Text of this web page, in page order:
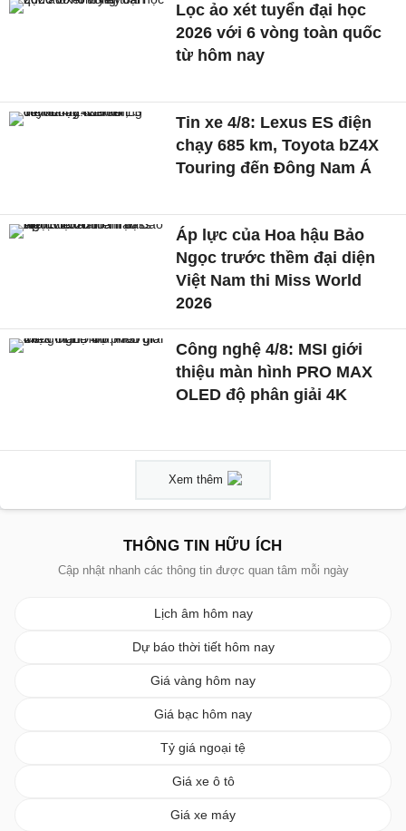
Lọc ảo xét tuyển đại học
2026 với 6 vòng toàn quốc
từ hôm nay
Tin xe 4/8: Lexus ES điện
chạy 685 km, Toyota bZ4X
Touring đến Đông Nam Á
Áp lực của Hoa hậu Bảo
Ngọc trước thềm đại diện
Việt Nam thi Miss World
2026
Công nghệ 4/8: MSI giới
thiệu màn hình PRO MAX
OLED độ phân giải 4K
Xem thêm
THÔNG TIN HỮU ÍCH
Cập nhật nhanh các thông tin được quan tâm mỗi ngày
Lịch âm hôm nay
Dự báo thời tiết hôm nay
Giá vàng hôm nay
Giá bạc hôm nay
Tỷ giá ngoại tệ
Giá xe ô tô
Giá xe máy